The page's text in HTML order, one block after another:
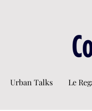
Urban Talks Le